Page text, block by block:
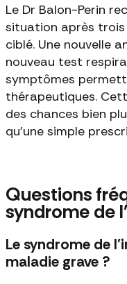
Le Dr Balon-Perin
situation après
ciblé. Une nouvelle
nouveau test
symptômes
thérapeutiques.
des chances bien
qu'une simple
Questions
syndrome de
Le syndrome de
maladie grave ?